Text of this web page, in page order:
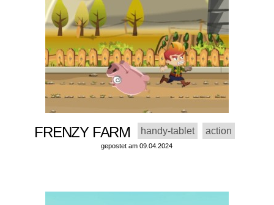
FRENZY FARM handy-tablet action
gepostet am 09.04.2024